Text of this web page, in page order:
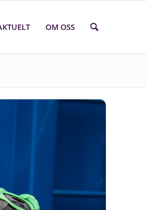
OM OSS